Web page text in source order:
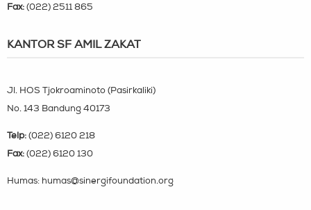
Fax: (022) 2511 865
KANTOR SF AMIL ZAKAT
Jl. HOS Tjokroaminoto (Pasirkaliki)
No. 143 Bandung 40173
Telp: (022) 6120 218
Fax: (022) 6120 130
Humas: humas@sinergifoundation.org